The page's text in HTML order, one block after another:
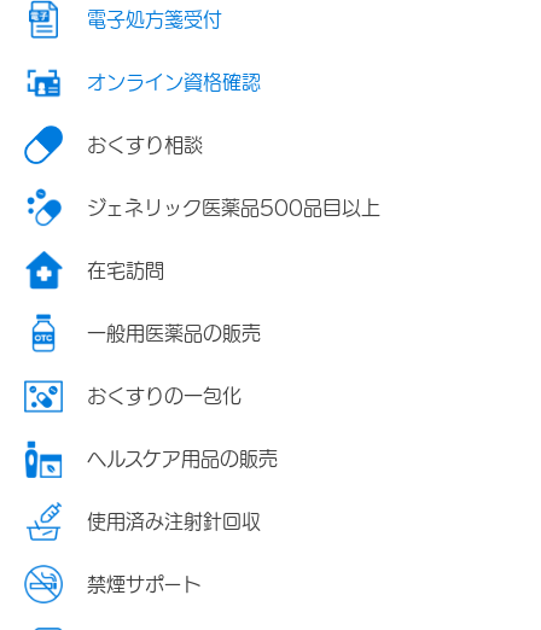
電子処方箋受付
オンライン資格確認
おくすり相談
ジェネリック医薬品500品目以上
在宅訪問
一般用医薬品の販売
おくすりの一包化
ヘルスケア用品の販売
使用済み注射針回収
禁煙サポート